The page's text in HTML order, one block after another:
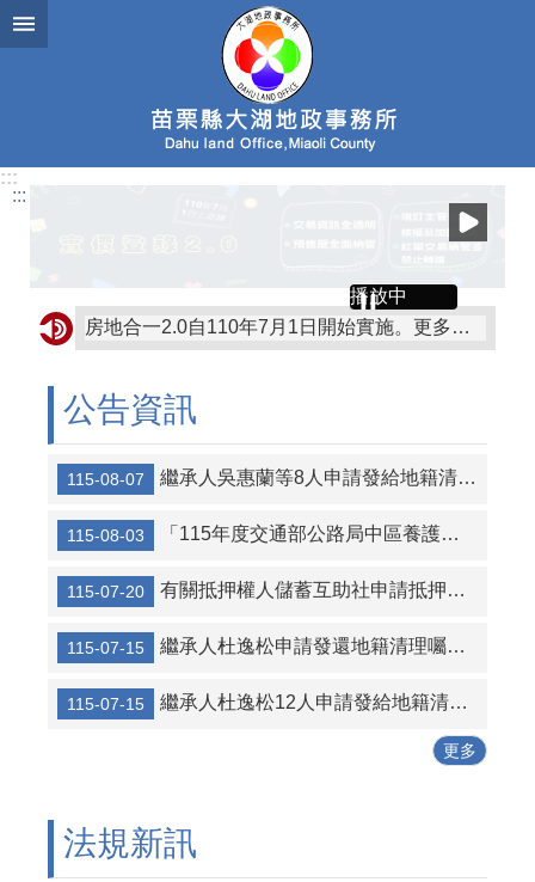
跳到主要內容區塊
:::
:::
播放中
房地合一2.0自110年7月1日開始實施。更多有關房地合一課徵所得稅規定歡迎至財政部賦稅署網站「房地合一2.0」專區查詢。
公告資訊
115-08-07 繼承人吳惠蘭等8人申請發給地籍清理代為標售價金徵詢異議之公告及清冊
115-08-03 「115年度交通部公路局中區養護工程分局競標購買經管省道私有既成道路土地」第2次招標公告
115-07-20 有關抵押權人儲蓄互助社申請抵押權設定登記案件
115-07-15 繼承人杜逸松申請發還地籍清理囑託登記為國有土地，經審查無誤之公告及清冊
115-07-15 繼承人杜逸松12人申請發給地籍清理代為標售價金徵詢異議之公告及清冊
更多
法規新訊